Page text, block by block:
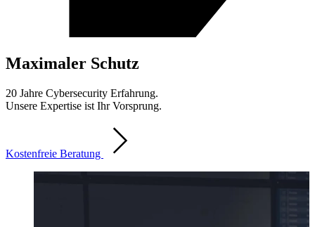
Maximaler Schutz
20 Jahre Cybersecurity Erfahrung.
Unsere Expertise ist Ihr Vorsprung.
Kostenfreie Beratung